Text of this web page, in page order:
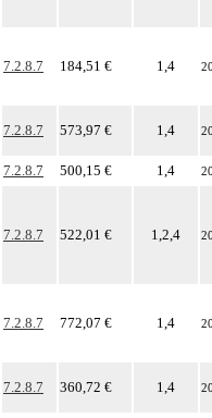
7.2.8.7 184,51 € 1,4
7.2.8.7 573,97 € 1,4
7.2.8.7 500,15 € 1,4
7.2.8.7 522,01 € 1,2,4
7.2.8.7 772,07 € 1,4
7.2.8.7 360,72 € 1,4